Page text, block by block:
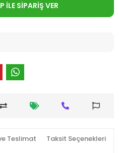
İLE SİPARİŞ VER
Teslimat Taksit Seçenekleri